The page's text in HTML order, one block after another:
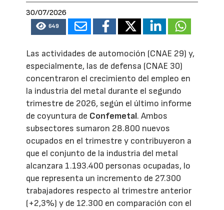
30/07/2026
649
Las actividades de automoción (CNAE 29) y,
especialmente, las de defensa (CNAE 30)
concentraron el crecimiento del empleo en
la industria del metal durante el segundo
trimestre de 2026, según el último informe
de coyuntura de Confemetal. Ambos
subsectores sumaron 28.800 nuevos
ocupados en el trimestre y contribuyeron a
que el conjunto de la industria del metal
alcanzara 1.193.400 personas ocupadas, lo
que representa un incremento de 27.300
trabajadores respecto al trimestre anterior
(+2,3%) y de 12.300 en comparación con el